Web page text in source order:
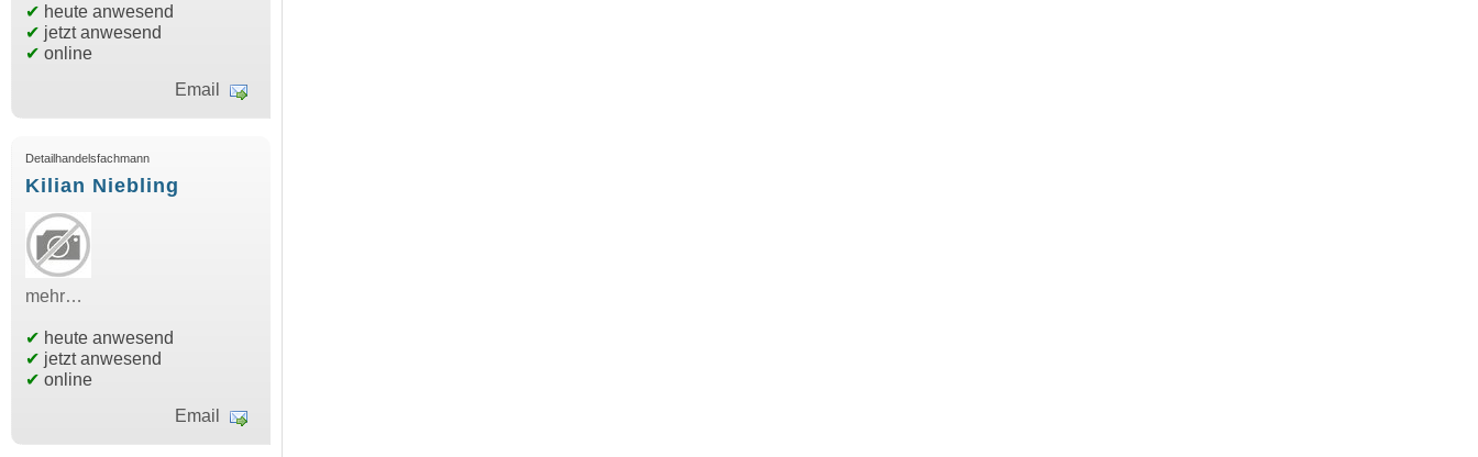
✔ heute anwesend
✔ jetzt anwesend
✔ online
Email
Detailhandelsfachmann
Kilian Niebling
mehr…
✔ heute anwesend
✔ jetzt anwesend
✔ online
Email